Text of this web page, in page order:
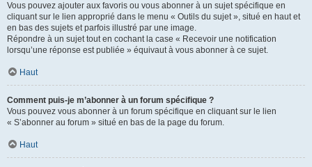
Vous pouvez ajouter aux favoris ou vous abonner à un sujet spécifique en
cliquant sur le lien approprié dans le menu « Outils du sujet », situé en haut et
en bas des sujets et parfois illustré par une image.
Répondre à un sujet tout en cochant la case « Recevoir une notification
lorsqu’une réponse est publiée » équivaut à vous abonner à ce sujet.
Haut
Comment puis-je m’abonner à un forum spécifique ?
Vous pouvez vous abonner à un forum spécifique en cliquant sur le lien
« S’abonner au forum » situé en bas de la page du forum.
Haut